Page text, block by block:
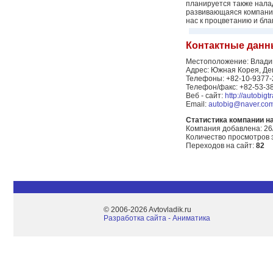
планируется также
развивающаяся
нас к процветанию и
Контактные
Местоположение:
Адрес: Южная Корея,
Телефоны: +82-10-
Телефон/факс: +82-53-
Веб - сайт: http://
Email:
Статистика компании
Компания добавлена:
Количество
Переходов на сайт: 82
© 2006-2026 Avtovladik.ru
Разработка сайта - Aниматика